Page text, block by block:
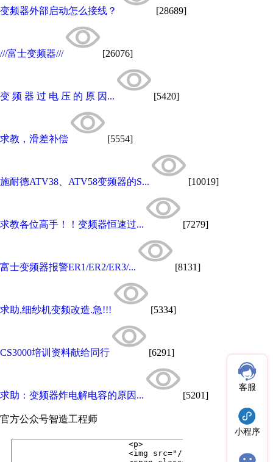
变频器外部启动怎么接线？ [28689]
///富士变频器/// [26076]
变 频 器 过 电 压 的 原 因... [5420]
求教，滑差补偿 [5554]
施耐德ATV38、ATV58变频器的S... [10019]
求教各位高手！！变频器恒速过... [7279]
富士变频器报警ER1/ER2/ER3/... [8131]
求助,细纱机变频改造.急!!! [5334]
CS3000培训资料献给同行 [6291]
求助：变频器炸电解电容的原因... [5201]
官方公众号智造工程师
客服
小程序